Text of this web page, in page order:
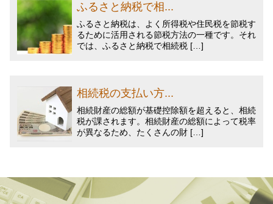
ふるさと納税で相...
ふるさと納税は、よく所得税や住民税を節税す
るために活用される節税方法の一種です。それ
では、ふるさと納税で相続税 […]
相続税の支払い方...
相続財産の総額が基礎控除額を超えると、相続
税が課されます。相続財産の総額によって税率
が異なるため、たくさんの財 […]